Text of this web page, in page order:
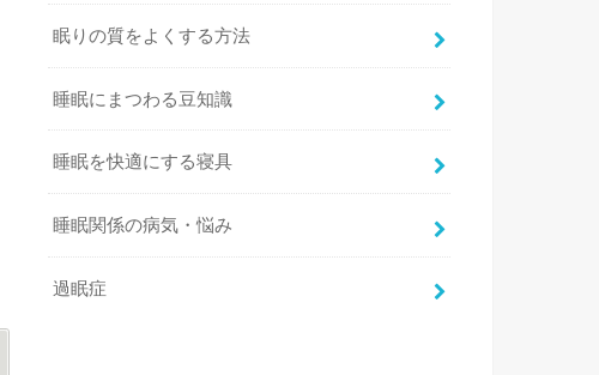
眠りの質をよくする方法
睡眠にまつわる豆知識
睡眠を快適にする寝具
睡眠関係の病気・悩み
過眠症